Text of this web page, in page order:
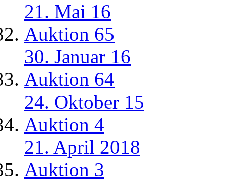
21. Mai 16
Auktion 65
30. Januar 16
Auktion 64
24. Oktober 15
Auktion 4
21. April 2018
Auktion 3